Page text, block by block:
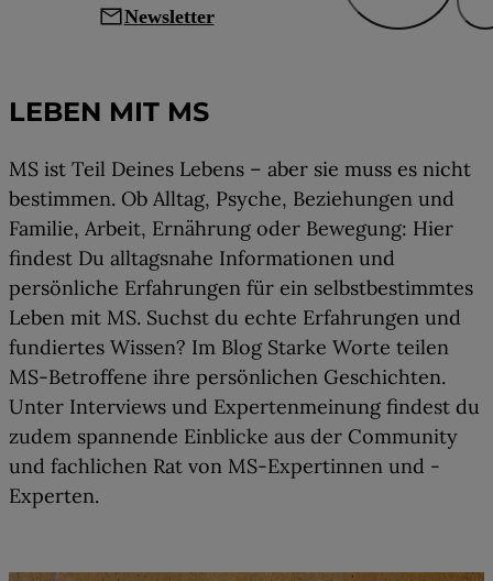
mailNewsletter
LEBEN MIT MS
MS ist Teil Deines Lebens – aber sie muss es nicht
bestimmen. Ob Alltag, Psyche, Beziehungen und
Familie, Arbeit, Ernährung oder Bewegung: Hier
findest Du alltagsnahe Informationen und
persönliche Erfahrungen für ein selbstbestimmtes
Leben mit MS. Suchst du echte Erfahrungen und
fundiertes Wissen? Im Blog Starke Worte teilen
MS-Betroffene ihre persönlichen Geschichten.
Unter Interviews und Expertenmeinung findest du
zudem spannende Einblicke aus der Community
und fachlichen Rat von MS-Expertinnen und -
Experten.